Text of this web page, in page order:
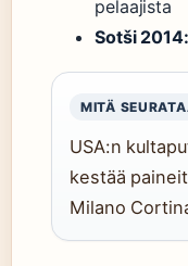
pelaajista
Sotši 2014:
MITÄ
USA:n
kestää
Milano